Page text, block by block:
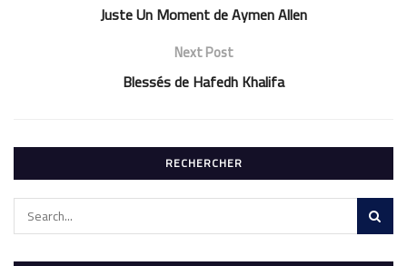
Juste Un Moment de Aymen Allen
Next Post
Blessés de Hafedh Khalifa
RECHERCHER